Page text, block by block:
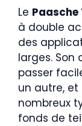
Le Paasche
à double
des
larges.
passer
un autre,
nombreux
fonds de